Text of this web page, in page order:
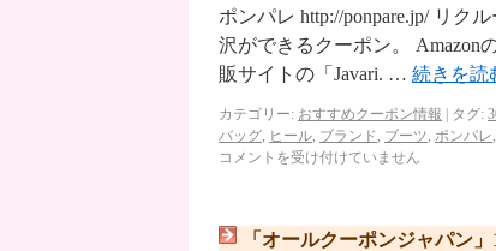
ポンパレ http://ponpare.jp/ リク
沢ができるクーポン。 Amazon
販サイトの「Javari. … 続きを読
カテゴリー: おすすめクーポン情報 タグ:
バッグ, ヒール, ブランド, ブーツ, ポンパレ,
コメントを受け付けていません
「オールクーポンジャパン